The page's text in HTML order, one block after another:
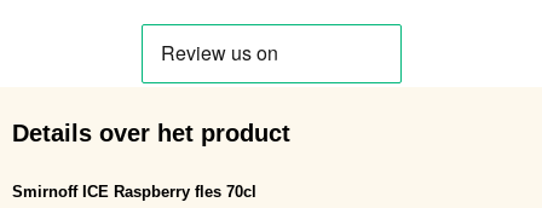
Details over het product
Smirnoff ICE Raspberry fles 70cl